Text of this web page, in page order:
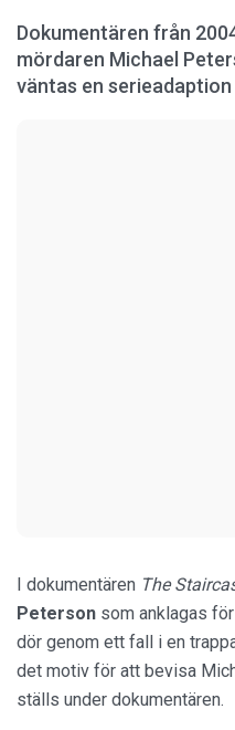
Dokumentären från
mördaren Michael
väntas en serieadaption
I dokumentären The
Peterson som anklagas
dör genom ett fall i en
det motiv för att bevisa
ställs under dokumentären.